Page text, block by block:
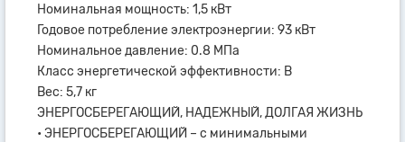
Номинальная мощность: 1,5 кВт
Годовое потребление электроэнергии: 93 кВт
Номинальное давление: 0.8 МПа
Класс энергетической эффективности: B
Вес: 5,7 кг
ЭНЕРГОСБЕРЕГАЮЩИЙ, НАДЕЖНЫЙ, ДОЛГАЯ ЖИЗНЬ
• ЭНЕРГОСБЕРЕГАЮЩИЙ – с минимальными